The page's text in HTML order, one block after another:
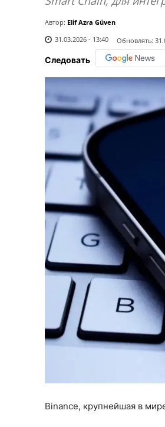
Автор: Elif Azra Güven
31.03.2026 - 13:40
Обновлять:
Следовать
Binance, крупнейшая в